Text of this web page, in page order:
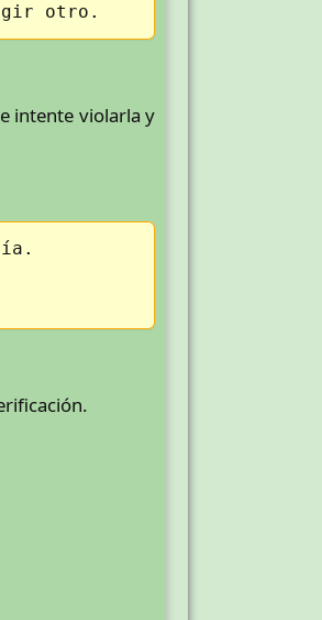
otro.
intente violarla y